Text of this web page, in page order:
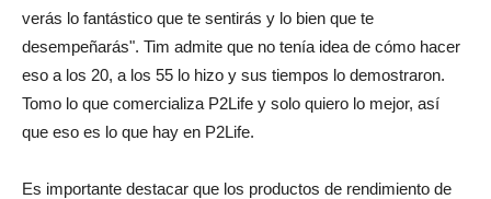
verás lo fantástico que te sentirás y lo bien que te
desempeñarás". Tim admite que no tenía idea de cómo hacer
eso a los 20, a los 55 lo hizo y sus tiempos lo demostraron.
Tomo lo que comercializa P2Life y solo quiero lo mejor, así
que eso es lo que hay en P2Life.
Es importante destacar que los productos de rendimiento de